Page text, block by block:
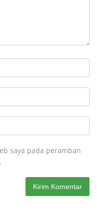
saya pada peramban